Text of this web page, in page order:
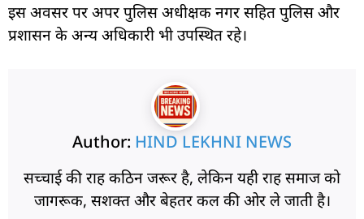
इस अवसर पर अपर पुलिस अधीक्षक नगर सहित पुलिस और
प्रशासन के अन्य अधिकारी भी उपस्थित रहे।
Author: HIND LEKHNI NEWS
सच्चाई की राह कठिन जरूर है, लेकिन यही राह समाज को
जागरूक, सशक्त और बेहतर कल की ओर ले जाती है।